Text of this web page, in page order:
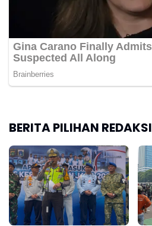
BERITA PILIHAN REDAKSI